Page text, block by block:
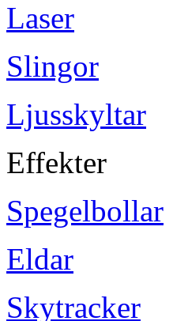
Laser
Slingor
Ljusskyltar
Effekter
Spegelbollar
Eldar
Skytracker